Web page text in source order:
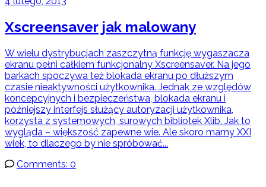
Xscreensaver jak malowany
W wielu dystrybucjach zaszczytną funkcję wygaszacza
ekranu pełni całkiem funkcjonalny Xscreensaver. Na jego
barkach spoczywa też blokada ekranu po dłuższym
czasie nieaktywności użytkownika. Jednak ze względów
koncepcyjnych i bezpieczeństwa, blokada ekranu i
późniejszy interfejs służący autoryzacji użytkownika,
korzysta z systemowych, surowych bibliotek Xlib. Jak to
wygląda – większość zapewne wie. Ale skoro mamy XXI
wiek, to dlaczego by nie spróbować...
Comments: 0